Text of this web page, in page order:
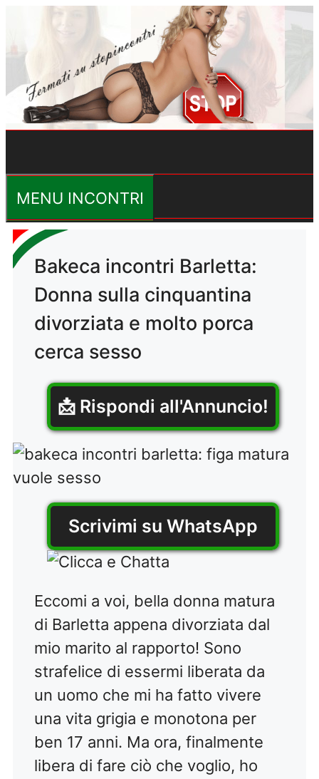
contenuto
MENU INCONTRI
Bakeca incontri Barletta:
Donna sulla cinquantina
divorziata e molto porca
cerca sesso
📩 Rispondi all'Annuncio!
Scrivimi su WhatsApp
Eccomi a voi, bella donna matura
di Barletta appena divorziata dal
mio marito al rapporto! Sono
strafelice di essermi liberata da
un uomo che mi ha fatto vivere
una vita grigia e monotona per
ben 17 anni. Ma ora, finalmente
libera di fare ciò che voglio, ho